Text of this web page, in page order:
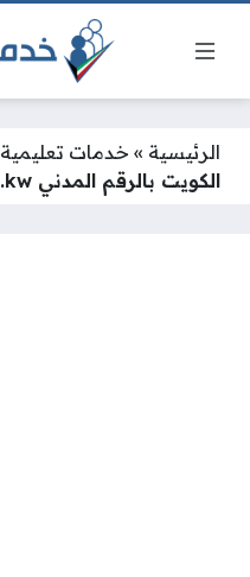
الرئيسية » خدمات تعليمية
الكويت بالرقم المدني moe.edu.kw